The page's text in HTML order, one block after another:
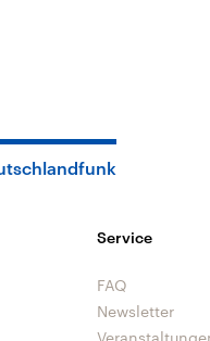
Service
FAQ
Newsletter